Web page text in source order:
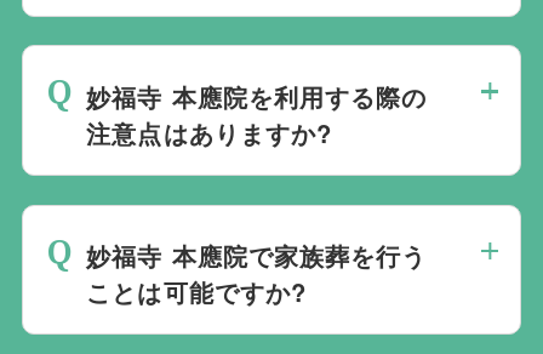
的ですが、どこで葬儀を行うかは多様化し
ており必ずしも式場を借りて行う必要はな
く、近年では自宅でご葬儀を行う自宅葬を
選ばれる方もいます。私たちは自宅でのご
ご希望がありましたら遠慮なくお申し付け
ください。
儀会社から予約をしても式場利用料は同じ
です。
妙福寺 本應院を利用する際の
注意点はありますか?
れる人数によって選んだ式場が適している
か注意しておくと良いです。当社の相談員
は斎場を熟知しておりますので、ご不安な
妙福寺 本應院で家族葬を行う
ことは可能ですか?